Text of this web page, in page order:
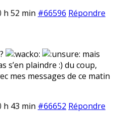
h 52 min #66596 Répondre
mais
s’en plaindre :) du coup,
mes messages de ce matin
h 43 min #66652 Répondre